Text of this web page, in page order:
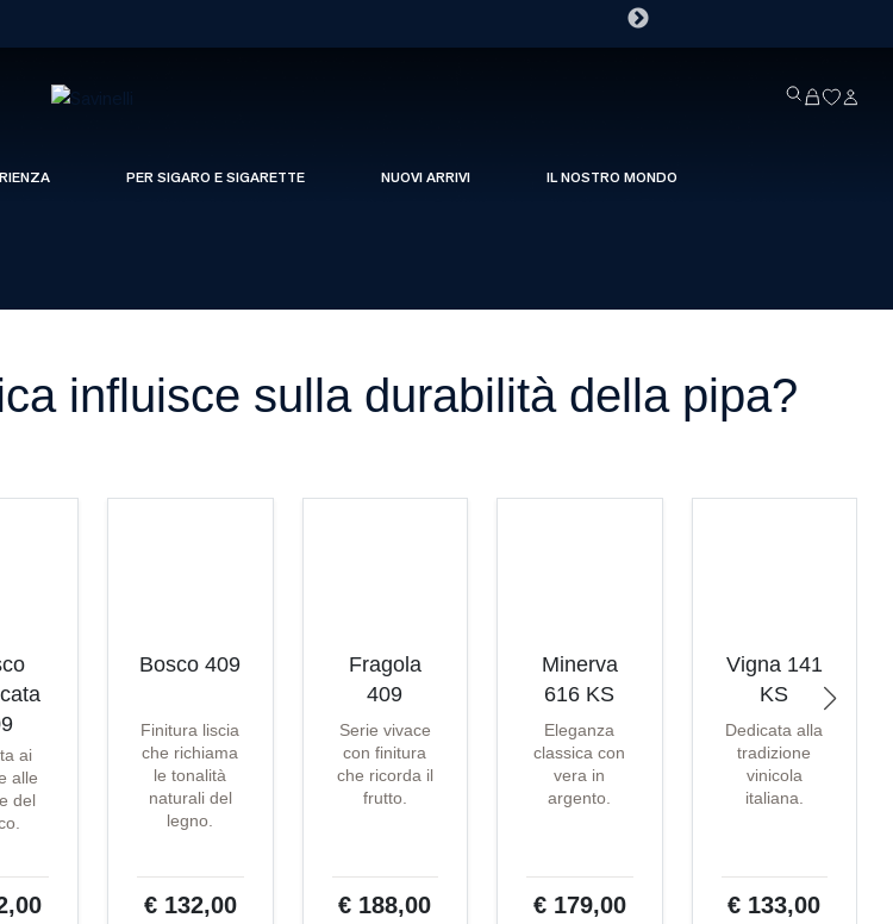
PER SIGARO E SIGARETTE NUOVI ARRIVI IL NOSTRO MONDO
influisce sulla durabilità della pipa?
ai
alle
del
Bosco 409
Finitura liscia
che richiama
le tonalità
naturali del
legno.
€ 132,00
Fragola
409
Serie vivace
con finitura
che ricorda il
frutto.
€ 188,00
Minerva
616 KS
Eleganza
classica con
vera in
argento.
€ 179,00
Vigna 141
KS
Dedicata alla
tradizione
vinicola
italiana.
€ 133,00